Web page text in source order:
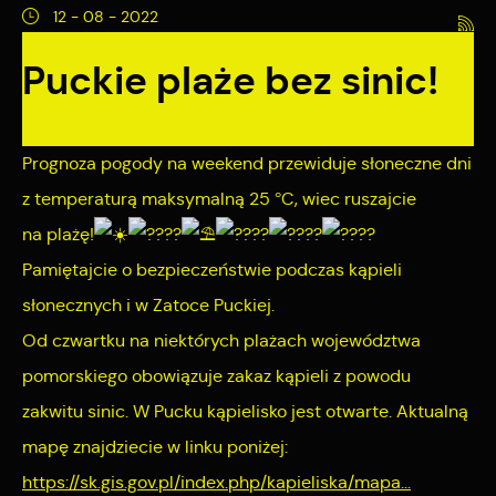
12 - 08 - 2022
Puckie plaże bez sinic!
Prognoza pogody na weekend przewiduje słoneczne dni
z temperaturą maksymalną 25 °C, wiec ruszajcie
na plażę!
Pamiętajcie o bezpieczeństwie podczas kąpieli
słonecznych i w Zatoce Puckiej.
Od czwartku na niektórych plażach województwa
pomorskiego obowiązuje zakaz kąpieli z powodu
zakwitu sinic. W Pucku kąpielisko jest otwarte. Aktualną
mapę znajdziecie w linku poniżej:
https://sk.gis.gov.pl/index.php/kapieliska/mapa...
działania w celu m.in. dostosowania Twoich ustawień
preferencji prywatności, logowania czy wypełniania
formularzy. Dzięki plikom cookies strona, z której korzystasz,
Więcej
Funkcjonalne i personalizacyjne
zapamiętanie wprowadzonych przez Ciebie ustawień oraz
personalizację określonych funkcjonalności czy
prezentowanych treści.
Dzięki tym plikom cookies możemy zapewnić Ci większy
komfort korzystania z funkcjonalności naszej strony poprzez
dopasowanie jej do Twoich indywidualnych preferencji.
Wyrażenie zgody na funkcjonalne i personalizacyjne pliki
cookies gwarantuje dostępność większej ilości funkcji na
Więcej
Analityczne
Analityczne pliki cookies pomagają nam rozwijać się i
dostosowywać do Twoich potrzeb.